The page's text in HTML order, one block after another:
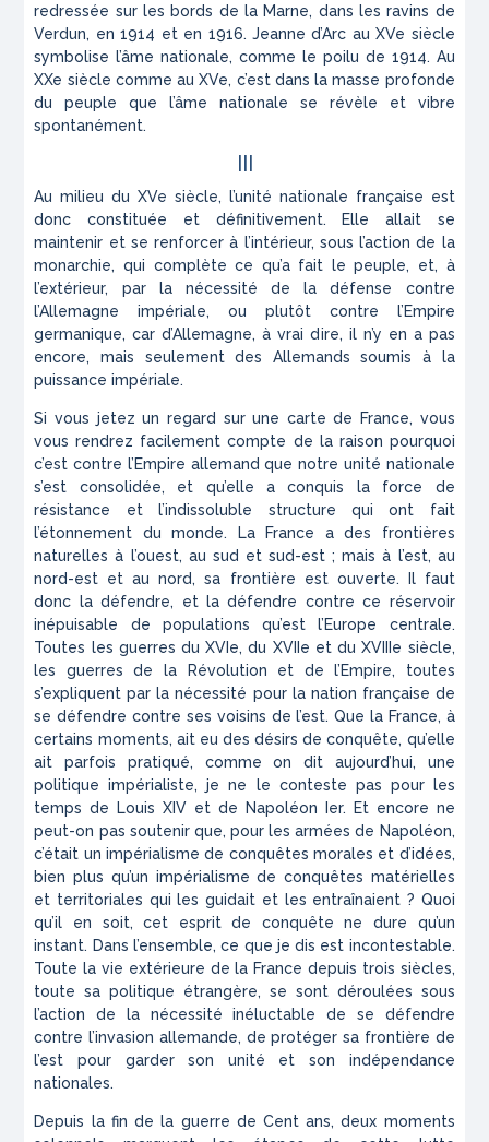
redressée sur les bords de la Marne, dans les ravins de
Verdun, en 1914 et en 1916. Jeanne d’Arc au XVe siècle
symbolise l’âme nationale, comme le poilu de 1914. Au
XXe siècle comme au XVe, c’est dans la masse profonde
du peuple que l’âme nationale se révèle et vibre
spontanément.
III
Au milieu du XVe siècle, l’unité nationale française est
donc constituée et définitivement. Elle allait se
maintenir et se renforcer à l’intérieur, sous l’action de la
monarchie, qui complète ce qu’a fait le peuple, et, à
l’extérieur, par la nécessité de la défense contre
l’Allemagne impériale, ou plutôt contre l’Empire
germanique, car d’Allemagne, à vrai dire, il n’y en a pas
encore, mais seulement des Allemands soumis à la
puissance impériale.
Si vous jetez un regard sur une carte de France, vous
vous rendrez facilement compte de la raison pourquoi
c’est contre l’Empire allemand que notre unité nationale
s’est consolidée, et qu’elle a conquis la force de
résistance et l’indissoluble structure qui ont fait
l’étonnement du monde. La France a des frontières
naturelles à l’ouest, au sud et sud-est ; mais à l’est, au
nord-est et au nord, sa frontière est ouverte. Il faut
donc la défendre, et la défendre contre ce réservoir
inépuisable de populations qu’est l’Europe centrale.
Toutes les guerres du XVIe, du XVIIe et du XVIIIe siècle,
les guerres de la Révolution et de l’Empire, toutes
s’expliquent par la nécessité pour la nation française de
se défendre contre ses voisins de l’est. Que la France, à
certains moments, ait eu des désirs de conquête, qu’elle
ait parfois pratiqué, comme on dit aujourd’hui, une
politique impérialiste, je ne le conteste pas pour les
temps de Louis XIV et de Napoléon Ier. Et encore ne
peut-on pas soutenir que, pour les armées de Napoléon,
c’était un impérialisme de conquêtes morales et d’idées,
bien plus qu’un impérialisme de conquêtes matérielles
et territoriales qui les guidait et les entraînaient ? Quoi
qu’il en soit, cet esprit de conquête ne dure qu’un
instant. Dans l’ensemble, ce que je dis est incontestable.
Toute la vie extérieure de la France depuis trois siècles,
toute sa politique étrangère, se sont déroulées sous
l’action de la nécessité inéluctable de se défendre
contre l’invasion allemande, de protéger sa frontière de
l’est pour garder son unité et son indépendance
nationales.
Depuis la fin de la guerre de Cent ans, deux moments